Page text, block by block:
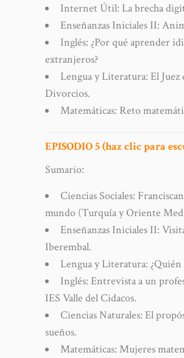
Internet Útil: La brecha
Enseñanzas Iniciales II:
Inglés: ¿Por qué aprender
extranjeros?
Lengua y Literatura: El Juez
Divorcios.
Matemáticas: Reto
EPISODIO 5 (haz clic para
Sumario:
Ciencias Sociales:
mundo (Turquía y Oriente
Enseñanzas Iniciales II:
Iberembal.
Lengua y Literatura: ¿Quién
Inglés: Entrevista a un
IES Valle del Cidacos.
Ciencias Naturales: El
sueños.
Matemáticas: Mujeres